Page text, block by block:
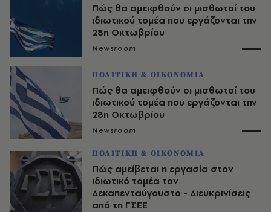
Πώς θα αμειφθούν οι μισθωτοί του
ιδιωτικού τομέα που εργάζονται την
28η Οκτωβρίου
Newsroom
ΠΟΛΙΤΙΚΗ & ΟΙΚΟΝΟΜΙΑ
Πώς θα αμειφθούν οι μισθωτοί του
ιδιωτικού τομέα που εργάζονται την
28η Οκτωβρίου
Newsroom
ΠΟΛΙΤΙΚΗ & ΟΙΚΟΝΟΜΙΑ
Πώς αμείβεται η εργασία στον
ιδιωτικό τομέα τον
Δεκαπενταύγουστο - Διευκρινίσεις
από τη ΓΣΕΕ